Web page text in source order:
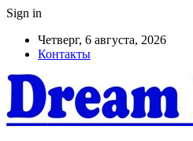
Sign in
Четверг, 6 августа, 2026
Контакты